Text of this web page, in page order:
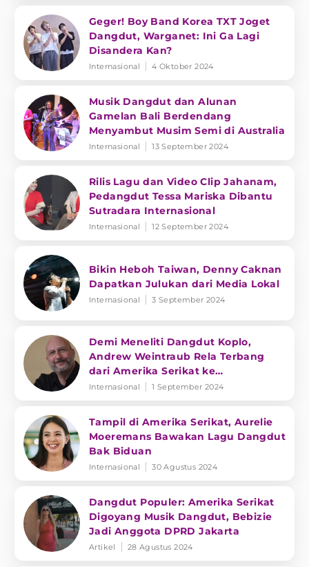
Geger! Boy Band Korea TXT Joget
Dangdut, Warganet: Ini Ga Lagi
Disandera Kan?
Internasional 4 Oktober 2024
Musik Dangdut dan Alunan
Gamelan Bali Berdendang
Menyambut Musim Semi di Australia
Internasional 13 September 2024
Rilis Lagu dan Video Clip Jahanam,
Pedangdut Tessa Mariska Dibantu
Sutradara Internasional
Internasional 12 September 2024
Bikin Heboh Taiwan, Denny Caknan
Dapatkan Julukan dari Media Lokal
Internasional 3 September 2024
Demi Meneliti Dangdut Koplo,
Andrew Weintraub Rela Terbang
dari Amerika Serikat ke
Banyuwangi
Internasional 1 September 2024
Tampil di Amerika Serikat, Aurelie
Moeremans Bawakan Lagu Dangdut
Bak Biduan
Internasional 30 Agustus 2024
Dangdut Populer: Amerika Serikat
Digoyang Musik Dangdut, Bebizie
Jadi Anggota DPRD Jakarta
Artikel 28 Agustus 2024